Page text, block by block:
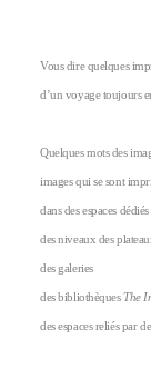
Vous dire quelques
d’un voyage toujours
Quelques mots des
images qui se sont
dans des espaces
des niveaux des
des galeries
des bibliothèquesThe
des espaces reliés par